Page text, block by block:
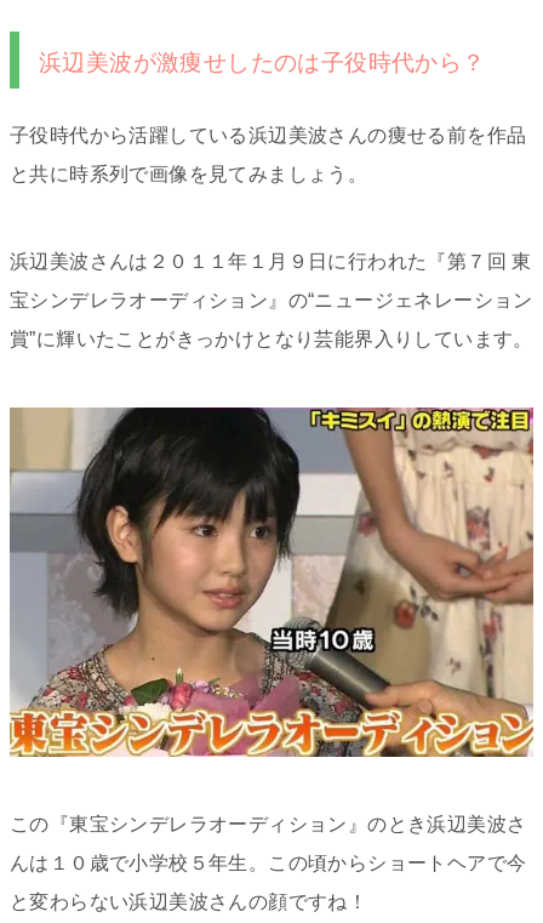
浜辺美波が激痩せしたのは子役時代から？
子役時代から活躍している浜辺美波さんの痩せる前を作品
と共に時系列で画像を見てみましょう。
浜辺美波さんは２０１１年１月９日に行われた 『第７回東
宝シンデレラオーディション 』の“ニュージェネレーション
賞”に輝いたことがきっかけとなり芸能界入りしています。
この『東宝シンデレラオーディション 』のとき浜辺美波さ
んは１０歳で小学校５年生。この頃からショートヘアで今
と変わらない浜辺美波さんの顔ですね！